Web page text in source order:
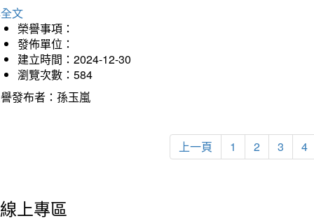
文
榮譽事項：
發佈單位：
建立時間：2024-12-30
瀏覽次數：584
發布者：孫玉嵐
上一頁 1 2 3 4
線上專區